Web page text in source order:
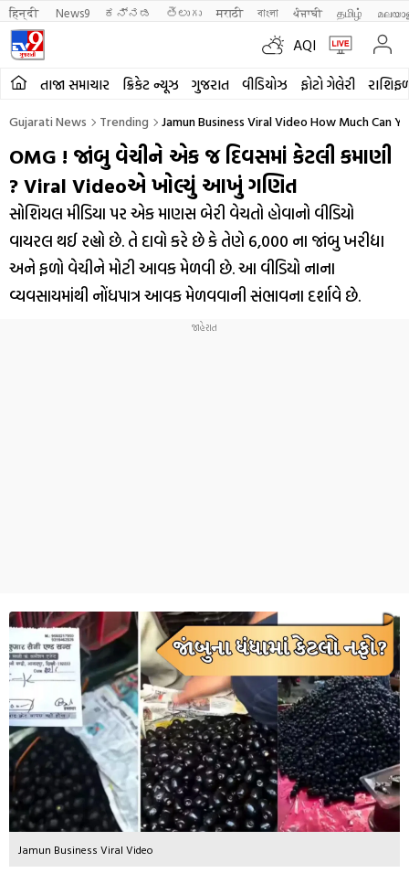
हिन्दी News9 ಕನ್ನಡ తెలుగు मराठी বাংলা ਪੰਜਾਬੀ தமிழ்
AQI
તાજા સમાચાર ક્રિકેટ ન્યૂઝ ગુજરાત વીડિયોઝ ફોટો ગેલેરી
Gujarati News Trending Jamun Business Viral Video How Much Can
OMG ! જાંબુ વેચીને એક જ દિવસમાં કેટલી કમાણી
? Viral Videoએ ખોલ્યું આખું ગણિત
સોશિયલ મીડિયા પર એક માણસ બેરી વેચતો હોવાનો વીડિયો
વાયરલ થઈ રહ્યો છે. તે દાવો કરે છે કે તેણે ₹6,000 ના જાંબુ ખરીદ્યા
અને ફળો વેચીને મોટી આવક મેળવી છે. આ વીડિયો નાના
વ્યવસાયમાંથી નોંધપાત્ર આવક મેળવવાની સંભાવના દર્શાવે છે.
Jamun Business Viral Video